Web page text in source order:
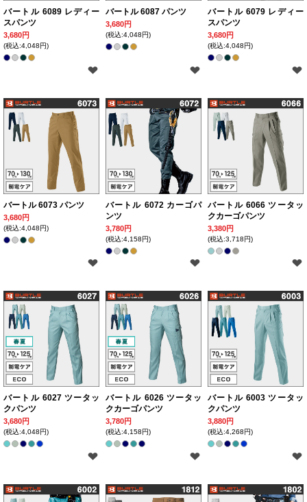
バートル 6089 レディー
スパンツ
3,680円
(税込:4,048円)
バートル 6087 パンツ
3,680円
(税込:4,048円)
バートル 6079 レディー
スパンツ
3,680円
(税込:4,048円)
バートル 6073 パンツ
3,680円
(税込:4,048円)
バートル 6072 カーゴパ
ンツ
3,780円
(税込:4,158円)
バートル 6066 ツータッ
クカーゴパンツ
3,380円
(税込:3,718円)
バートル 6027 ツータッ
クパンツ
3,680円
(税込:4,048円)
バートル 6026 ツータッ
クカーゴパンツ
3,780円
(税込:4,158円)
バートル 6003 ツータッ
クパンツ
3,880円
(税込:4,268円)